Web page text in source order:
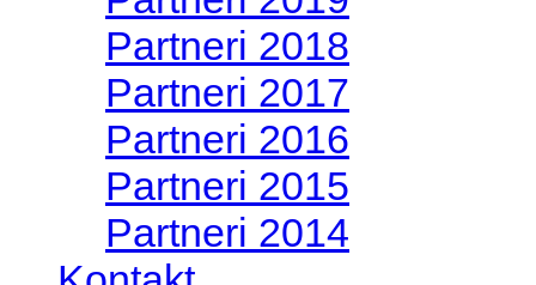
Partneri 2018
Partneri 2017
Partneri 2016
Partneri 2015
Partneri 2014